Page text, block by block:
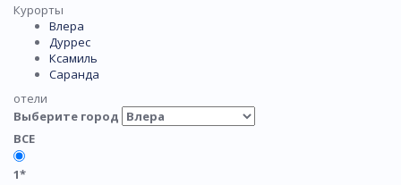
Курорты
Влера
Дуррес
Ксамиль
Саранда
отели
Выберите город
ВСЕ
1*